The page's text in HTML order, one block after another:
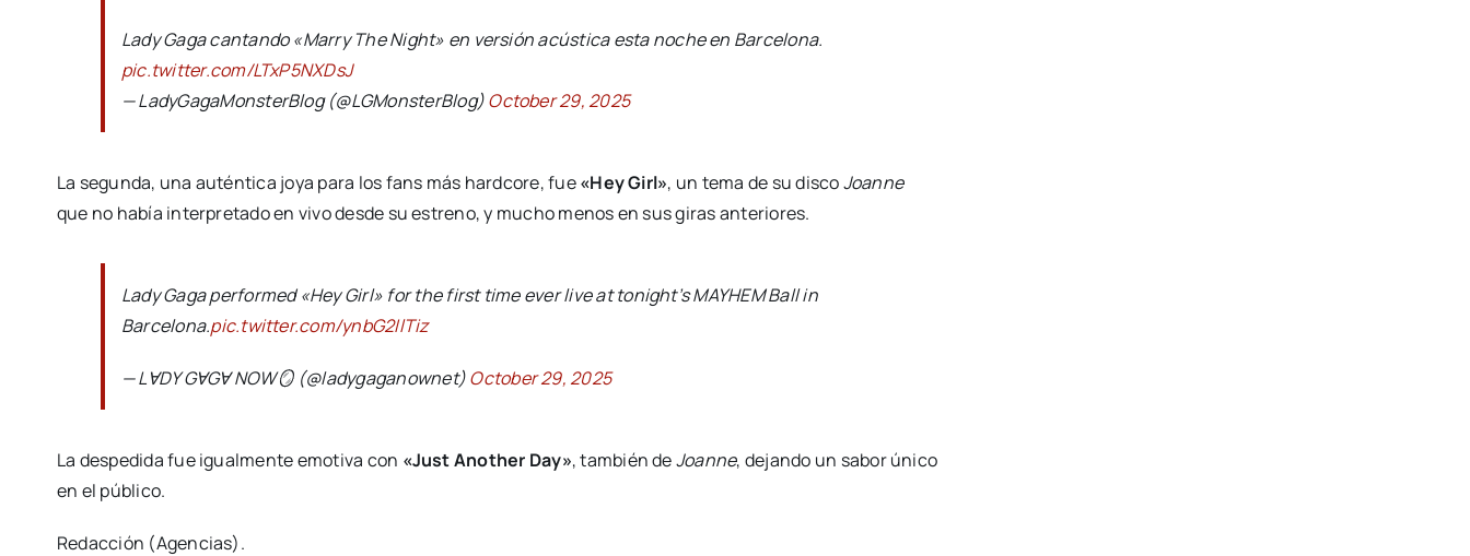
Lady Gaga cantando «Marry The Night» en versión acústica esta noche en Barcelona.
pic.twitter.com/LTxP5NXDsJ
— LadyGagaMonsterBlog (@LGMonsterBlog)October 29, 2025
La segunda, una auténtica joya para los fans más hardcore, fue«Hey Girl», un tema de su discoJoanne
que no había interpretado en vivo desde su estreno, y mucho menos en sus giras anteriores.
Lady Gaga performed «Hey Girl» for the first time ever live at tonight’s MAYHEM Ball in
Barcelona.pic.twitter.com/ynbG2IlTiz
— LⱯDY GⱯGⱯ NOW🪞 (@ladygaganownet)October 29, 2025
La despedida fue igualmente emotiva con «Just Another Day», también deJoanne, dejando un sabor único
en el público.
Redacción (Agencias).